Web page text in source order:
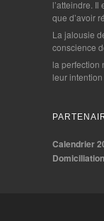
l’atteindre.
que d’avoir
La jalousie
conscience
la perfection
leur intention
Calendrier